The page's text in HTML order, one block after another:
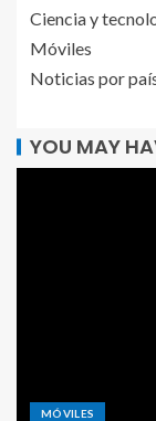
Ciencia y
Móviles
Noticias por
YOU MAY
MÓVILES